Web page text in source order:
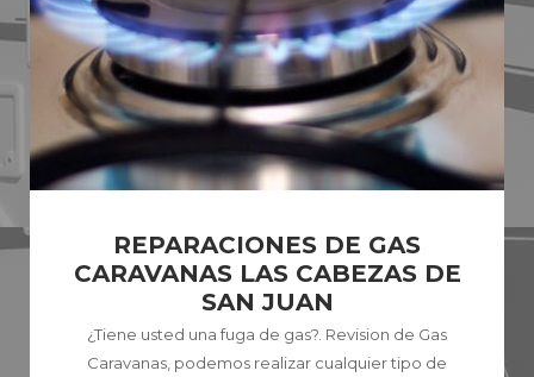
REPARACIONES DE GAS
CARAVANAS LAS CABEZAS DE
SAN JUAN
¿Tiene usted una fuga de gas?. Revision de Gas
Caravanas, podemos realizar cualquier tipo de